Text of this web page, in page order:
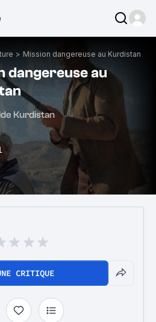
> Mission dangereuse au Kurdistan
dangereuse au
Kurdistan
CRITIQUE